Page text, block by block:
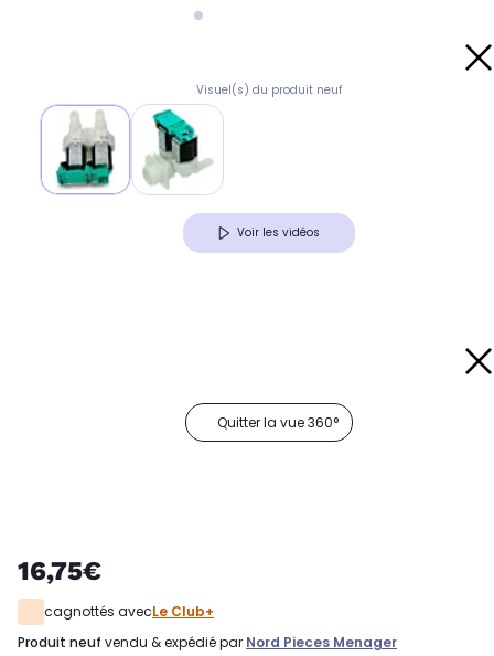
Visuel(s) du produit neuf
Voir les vidéos
Quitter la vue 360°
16,75€
cagnottés avecLe Club+
produit neuf vendu & expédié par Nord Pieces Menager